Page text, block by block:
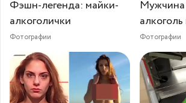
Фэшн-легенда: майки-
алкоголички
Фотографии
Мужчина
Фотографии